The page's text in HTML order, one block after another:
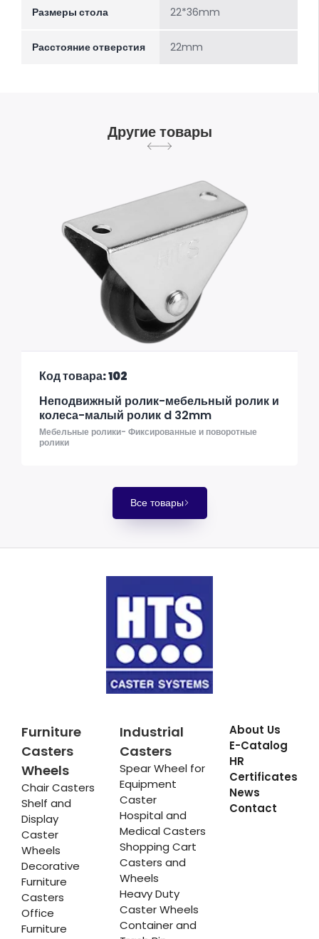
Размеры стола 22*36mm
Расстояние отверстия 22mm
Другие товары
Код товара: 102
Неподвижный ролик-мебельный ролик и
колеса-малый ролик d 32mm
Мебельные ролики- Фиксированные и поворотные
ролики
Все товары
Furniture
Casters
Wheels
Chair Casters
Shelf and
Display
Caster
Wheels
Decorative
Furniture
Casters
Office
Furniture
Industrial
Casters
Spear Wheel for
Equipment
Caster
Hospital and
Medical Casters
Shopping Cart
Casters and
Wheels
Heavy Duty
Caster Wheels
Container and
About Us
E-Catalog
HR
Certificates
News
Contact